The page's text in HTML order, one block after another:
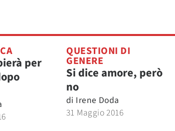
per
QUESTIONI DI
GENERE
Si dice amore, però
no
di Irene Doda
31 Maggio 2016